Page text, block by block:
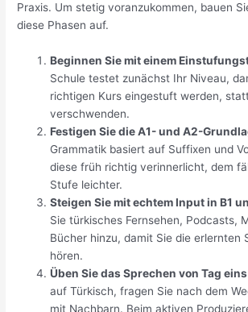
Praxis. Um stetig voranzukommen, bauen
diese Phasen auf.
Beginnen Sie mit einem
Schule testet zunächst Ihr Niveau,
richtigen Kurs eingestuft werden,
verschwenden.
Festigen Sie die A1- und A2-
Grammatik basiert auf Suffixen und
diese früh richtig verinnerlicht, dem
Stufe leichter.
Steigen Sie mit echtem Input in B1
Sie türkisches Fernsehen, Podcasts,
Bücher hinzu, damit Sie die erlernten
hören.
Üben Sie das Sprechen von Tag
auf Türkisch, fragen Sie nach dem
mit Nachbarn. Beim aktiven